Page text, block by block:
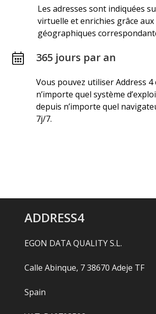
Les adresses sont indiquées
virtuelle et enrichies grâce
géographiques
365 jours par an
Vous pouvez utiliser Address 4
n’importe quel système
depuis n’importe quel
7j/7.
ADDRESS4
EGON DATA QUALITY S.L.
Calle Abinque, 7 38670 Adeje TF
Spain